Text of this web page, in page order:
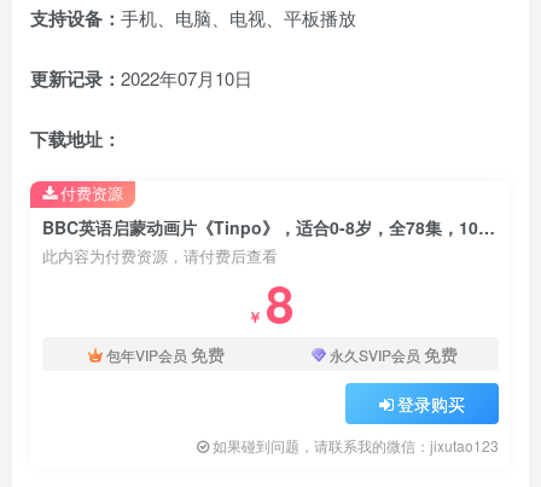
支持设备： 手机、电脑、电视、平板播放
更新记录： 2022年07月10日
下载地址：
BBC英语启蒙动画片《Tinpo》，适合0-8岁，全78集，1080P高清视频带英文字幕，百度网盘下载！
此内容为付费资源，请付费后查看
￥ 8
包年VIP会员 免费 永久SVIP会员 免费
登录购买
如果碰到问题，请联系我的微信：jixutao123
付费资源